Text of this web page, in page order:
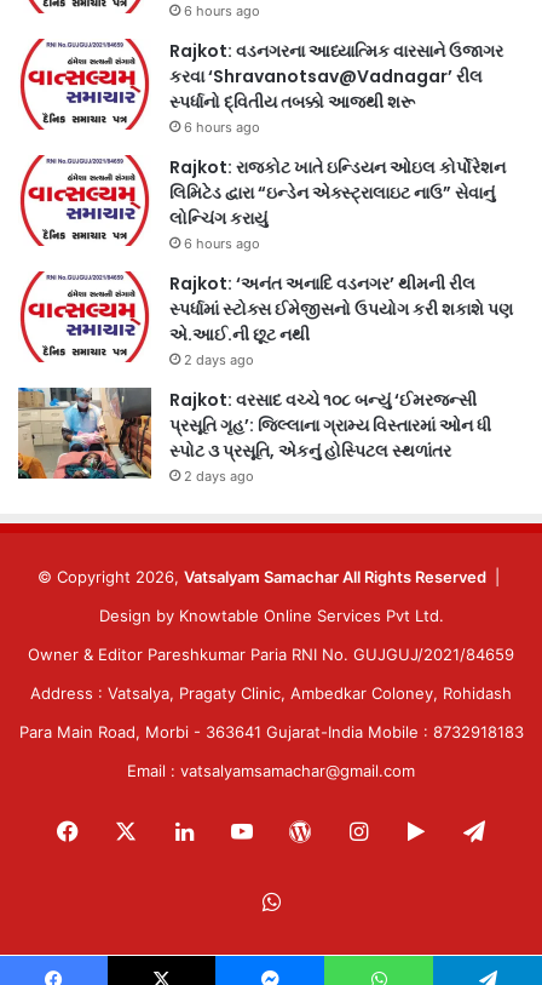
6 hours ago
Rajkot: વડનગરના આધ્યાત્મિક વારસાને ઉજાગર
કરવા ‘Shravanotsav@Vadnagar’ રીલ
સ્પર્ધાનો દ્વિતીય તબક્કો આજથી શરૂ
6 hours ago
Rajkot: રાજકોટ ખાતે ઇન્ડિયન ઓઇલ કોર્પોરેશન
લિમિટેડ દ્વારા “ઇન્ડેન એક્સ્ટ્રાલાઇટ નાઉ” સેવાનું
લોન્ચિંગ કરાયું
6 hours ago
Rajkot: ‘અનંત અનાદિ વડનગર’ થીમની રીલ
સ્પર્ધામાં સ્ટોક્સ ઈમેજીસનો ઉપયોગ કરી શકાશે પણ
એ.આઈ.ની છૂટ નથી
2 days ago
Rajkot: વરસાદ વચ્ચે ૧૦૮ બન્યું ‘ઈમરજન્સી
પ્રસૂતિ ગૃહ’: જિલ્લાના ગ્રામ્ય વિસ્તારમાં ઓન ધી
સ્પોટ ૩ પ્રસૂતિ, એકનું હોસ્પિટલ સ્થળાંતર
2 days ago
© Copyright 2026, Vatsalyam Samachar All Rights Reserved
Design by Knowtable Online Services Pvt Ltd.
Owner & Editor Pareshkumar Paria RNI No. GUJGUJ/2021/84659
Address : Vatsalya, Pragaty Clinic, Ambedkar Coloney, Rohidash
Para Main Road, Morbi - 363641 Gujarat-India Mobile : 8732918183
Email : vatsalyamsamachar@gmail.com
Facebook LinkedInYouTubeWordPressInstagram
Google
WhatsApp